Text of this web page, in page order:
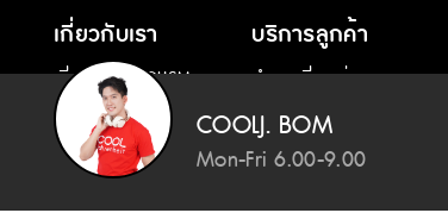
เกี่ยวกับเรา
เกี่ยวกับ COOLISM
เกี่ยวกับ RS GROUP
บริการลูกค้า
คำถามที่พบบ่อย
ติดต่อเรา
การขอใช้สิทธิ์ของ
Living Deathปัน สรณวรรธ
COOLJ. BOM
Mon-Fri 6.00-9.00